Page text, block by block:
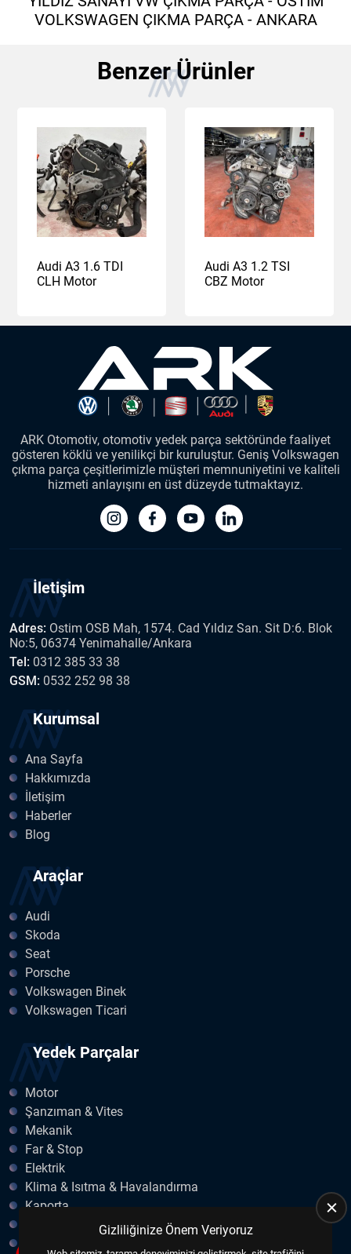
VOLKSWAGEN ÇIKMA PARÇA - ANKARA
Benzer Ürünler
Audi A3 1.6 TDI
CLH Motor
Audi A3 1.2 TSI
CBZ Motor
ARK Otomotiv, otomotiv yedek parça sektöründe faaliyet
gösteren köklü ve yenilikçi bir kuruluştur. Geniş Volkswagen
çıkma parça çeşitlerimizle müşteri memnuniyetini ve kaliteli
hizmeti anlayışını en üst düzeyde tutmaktayız.
İletişim
Adres: Ostim OSB Mah, 1574. Cad Yıldız San. Sit D:6. Blok
No:5, 06374 Yenimahalle/Ankara
Tel: 0312 385 33 38
GSM: 0532 252 98 38
Kurumsal
Ana Sayfa
Hakkımızda
İletişim
Haberler
Blog
Araçlar
Audi
Skoda
Seat
Porsche
Volkswagen Binek
Volkswagen Ticari
Yedek Parçalar
Motor
Şanzıman & Vites
Mekanik
Far & Stop
Elektrik
Klima & Isıtma & Havalandırma
Kaporta
Gizliliğinize Önem Veriyoruz